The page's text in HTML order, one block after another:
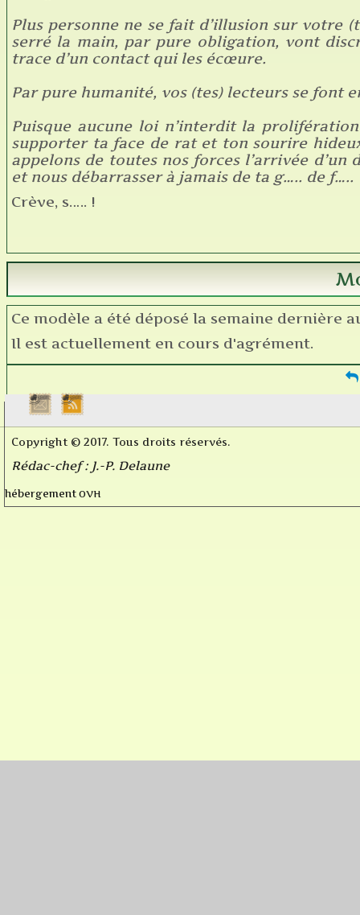
Plus personne ne se fait d’illusion sur votre
serré la main, par pure obligation, vont
trace d’un contact qui les écœure.
Par pure humanité, vos (tes) lecteurs se font
Puisque aucune loi n’interdit la
supporter ta face de rat et ton sourire
appelons de toutes nos forces l’arrivée
et nous débarrasser à jamais de ta g….. de f…..
Crève, s….. !
Ce modèle a été déposé la semaine dernière
Il est actuellement en cours d'agrément.
Copyright © 2017. Tous droits réservés.
Rédac-chef : J.-P. Delaune
hébergement OVH